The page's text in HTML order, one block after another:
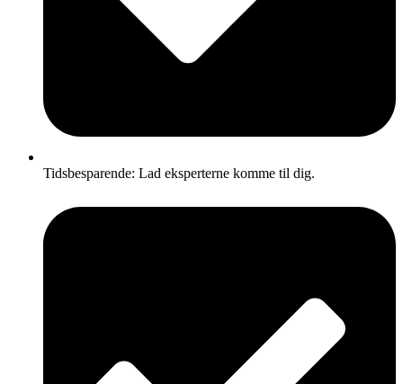
Tidsbesparende: Lad eksperterne komme til dig.